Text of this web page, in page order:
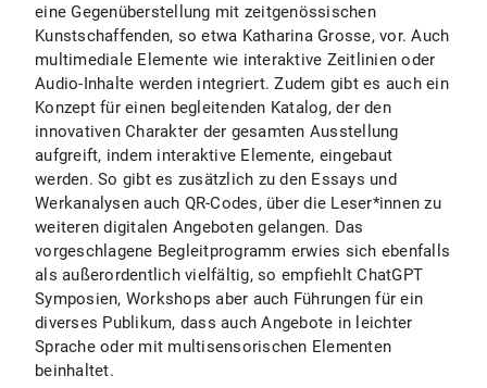
eine Gegenüberstellung mit zeitgenössischen
Kunstschaffenden, so etwa Katharina Grosse, vor. Auch
multimediale Elemente wie interaktive Zeitlinien oder
Audio-Inhalte werden integriert. Zudem gibt es auch ein
Konzept für einen begleitenden Katalog, der den
innovativen Charakter der gesamten Ausstellung
aufgreift, indem interaktive Elemente, eingebaut
werden. So gibt es zusätzlich zu den Essays und
Werkanalysen auch QR-Codes, über die Leser*innen zu
weiteren digitalen Angeboten gelangen. Das
vorgeschlagene Begleitprogramm erwies sich ebenfalls
als außerordentlich vielfältig, so empfiehlt ChatGPT
Symposien, Workshops aber auch Führungen für ein
diverses Publikum, dass auch Angebote in leichter
Sprache oder mit multisensorischen Elementen
beinhaltet.